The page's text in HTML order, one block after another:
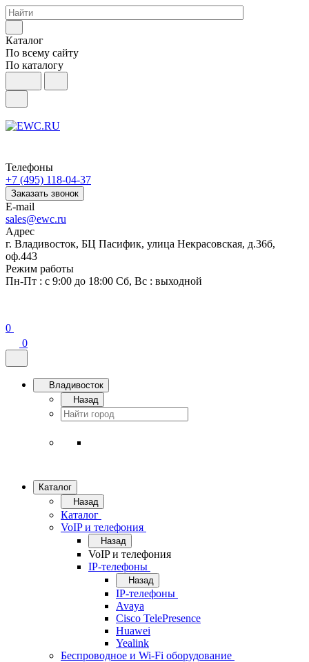
Каталог
По всему сайту
По каталогу
Телефоны
+7 (495) 118-04-37
Заказать звонок
E-mail
sales@ewc.ru
Адрес
г. Владивосток, БЦ Пасифик, улица Некрасовская, д.36б,
оф.443
Режим работы
Пн-Пт : с 9:00 до 18:00 Сб, Вс : выходной
0
0
Владивосток
Назад
Каталог
Назад
Каталог
VoIP и телефония
Назад
VoIP и телефония
IP-телефоны
Назад
IP-телефоны
Avaya
Cisco TelePresence
Huawei
Yealink
Беспроводное и Wi-Fi оборудование